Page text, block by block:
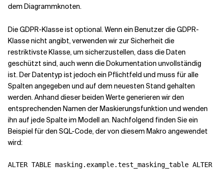
dem Diagrammknoten.
Die GDPR-Klasse ist optional. Wenn ein Benutzer die GDPR-
Klasse nicht angibt, verwenden wir zur Sicherheit die
restriktivste Klasse, um sicherzustellen, dass die Daten
geschützt sind, auch wenn die Dokumentation unvollständig
ist. Der Datentyp ist jedoch ein Pflichtfeld und muss für alle
Spalten angegeben und auf dem neuesten Stand gehalten
werden. Anhand dieser beiden Werte generieren wir den
entsprechenden Namen der Maskierungsfunktion und wenden
ihn auf jede Spalte im Modell an. Nachfolgend finden Sie ein
Beispiel für den SQL-Code, der von diesem Makro angewendet
wird: